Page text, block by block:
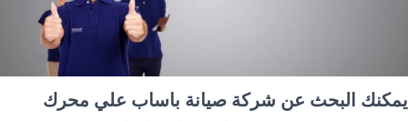
يمكنك البحث عن شركة صيانة باساب علي محرك